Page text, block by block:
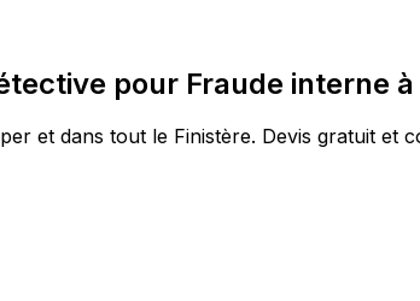
pour Fraude interne à
et dans tout le Finistère. Devis gratuit et